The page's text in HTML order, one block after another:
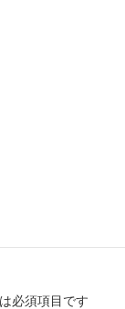
必須項目です